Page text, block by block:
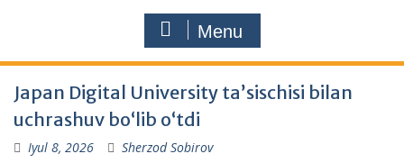
Menu
Yangiliklar
Japan Digital University taʼsischisi bilan
uchrashuv boʻlib oʻtdi
Iyul 8, 2026 Sherzod Sobirov